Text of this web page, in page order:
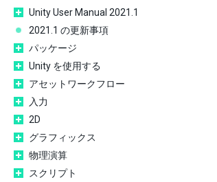
Unity User Manual 2021.1
2021.1 の更新事項
パッケージ
Unity を使用する
アセットワークフロー
入力
2D
グラフィックス
物理演算
スクリプト